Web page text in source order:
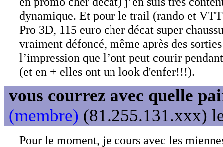
dynamique. Et pour le trail (rando et
Pro 3D, 115 euro cher décat super
vraiment défoncé, même après des
l’impression que l’ont peut courir
(et en + elles ont un look d'enfer!!!).
vous courrez avec quelle
(membre) (81.255.131.xxx)
Pour le moment, je cours avec les